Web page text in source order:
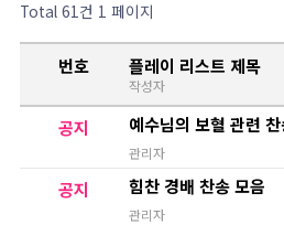
Total 61건 1 페이지
번호 플레이 리스트 제목
작성자
공지 예수님의 보혈 관련
관리자
공지 힘찬 경배 찬송 모음
관리자